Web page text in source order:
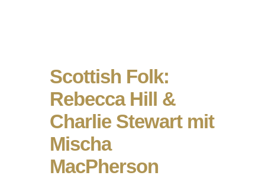
Scottish Folk:
Rebecca Hill &
Charlie Stewart mit
Mischa
MacPherson